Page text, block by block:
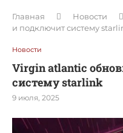
Главная Новости
и подключит систему
Новости
Virgin atlantic
систему starlink
9 июля, 2025